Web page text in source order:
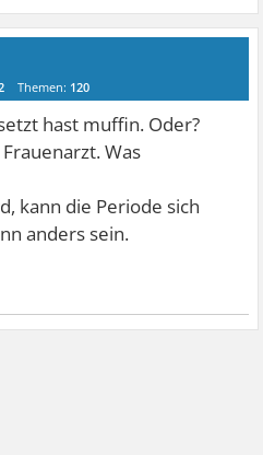
Themen: 120
hast muffin. Oder?
Was
kann die Periode sich
anders sein.